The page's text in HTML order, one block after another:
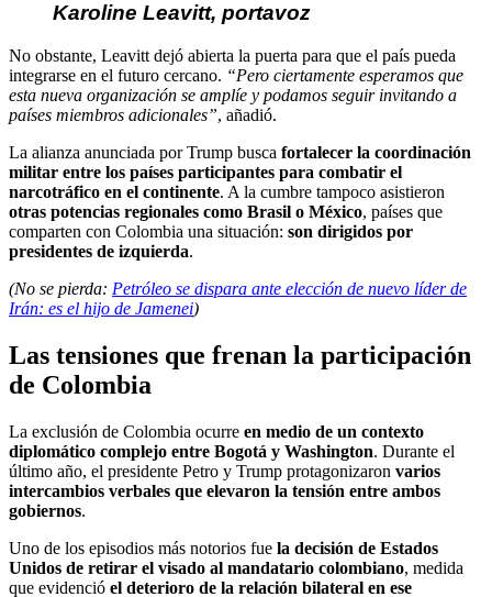
Karoline Leavitt, portavoz
No obstante, Leavitt dejó abierta la puerta para que el país pueda
integrarse en el futuro cercano. “Pero ciertamente esperamos que
esta nueva organización se amplíe y podamos seguir invitando a
países miembros adicionales”, añadió.
La alianza anunciada por Trump busca fortalecer la coordinación
militar entre los países participantes para combatir el
narcotráfico en el continente. A la cumbre tampoco asistieron
otras potencias regionales como Brasil o México, países que
comparten con Colombia una situación: son dirigidos por
presidentes de izquierda.
(No se pierda: Petróleo se dispara ante elección de nuevo líder de
Irán: es el hijo de Jamenei)
Las tensiones que frenan la participación
de Colombia
La exclusión de Colombia ocurre en medio de un contexto
diplomático complejo entre Bogotá y Washington. Durante el
último año, el presidente Petro y Trump protagonizaron varios
intercambios verbales que elevaron la tensión entre ambos
gobiernos.
Uno de los episodios más notorios fue la decisión de Estados
Unidos de retirar el visado al mandatario colombiano, medida
que evidenció el deterioro de la relación bilateral en ese